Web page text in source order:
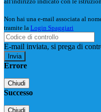
Non hai una e-mail associata al
tramite la Login Spaggiari
E-mail inviata, si prega di
Errore
Chiudi
Successo
Chiudi